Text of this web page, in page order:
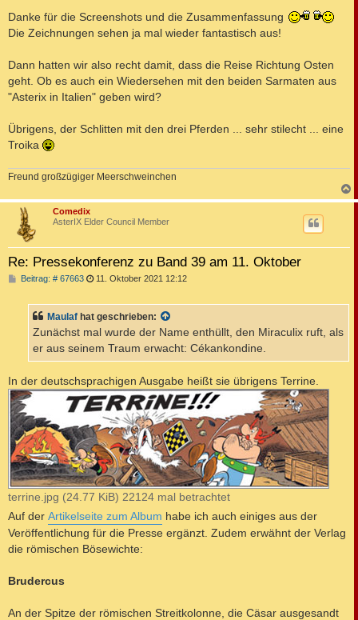
i
t
r
Danke für die Screenshots und die Zusammenfassung
Die Zeichnungen sehen ja mal wieder fantastisch aus!
Dann hatten wir also recht damit, dass die Reise Richtung Osten
geht. Ob es auch ein Wiedersehen mit den beiden Sarmaten aus
"Asterix in Italien" geben wird?
Übrigens, der Schlitten mit den drei Pferden ... sehr stilecht ... eine
Troika
Freund großzügiger Meerschweinchen
a
Comedix
AsterIX Elder Council Member
Re: Pressekonferenz zu Band 39 am 11. Oktober
Beitrag: # 67663B
r
a
11. Oktober 2021 12:12
Maulaf hat geschrieben:
Zunächst mal wurde der Name enthüllt, den Miraculix ruft, als
er aus seinem Traum erwacht: Cékankondine.
In der deutschsprachigen Ausgabe heißt sie übrigens Terrine.
terrine.jpg (24.77 KiB) 22124 mal betrachtet
Auf der Artikelseite zum Album habe ich auch einiges aus der
Veröffentlichung für die Presse ergänzt. Zudem erwähnt der Verlag
die römischen Bösewichte:
Brudercus
An der Spitze der römischen Streitkolonne, die Cäsar ausgesandt